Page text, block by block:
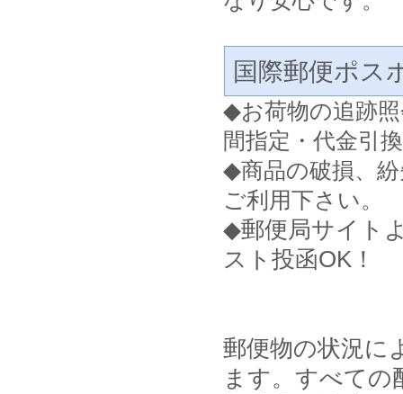
国際郵便ポス
◆お荷物の追跡
間指定・代金引
◆商品の破損、
ご利用下さい。
◆郵便局サイト
スト投函OK！
郵便物の状況に
ます。すべての